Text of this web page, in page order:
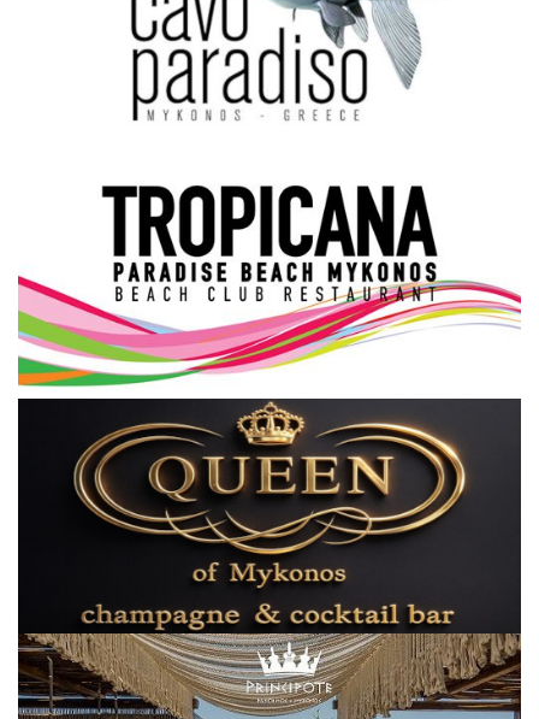
Sustainability
Σεβασμιώτατος Δωρόθεος Β’
Cost Of Living Crisis
Opinion + Analysis
L’Art des Sens
Local Elections 2023
All News
About